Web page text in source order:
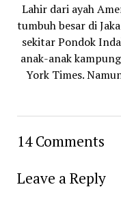
Lahir dari ayah
tumbuh besar di
sekitar Pondok
anak-anak
York Times.
14 Comments
Leave a Reply